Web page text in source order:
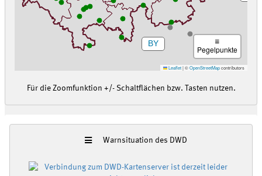
BY
Pegelpunkte
Leaflet|©OpenStreetMapcontributors
Für die Zoomfunktion +/- Schaltflächen bzw. Tasten nutzen.
Warnsituation des DWD